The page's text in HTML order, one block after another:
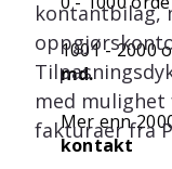
1001 - 2000
md.
Mer enn
kontakt
kontantbilag,
med mulighet
fakturaer fra